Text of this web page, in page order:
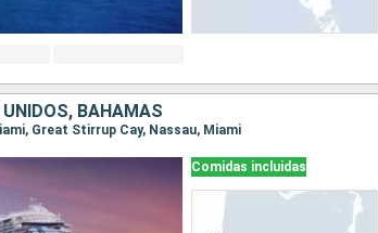
BAHAMAS
Great Stirrup Cay, Nassau, Miami
Comidas incluidas